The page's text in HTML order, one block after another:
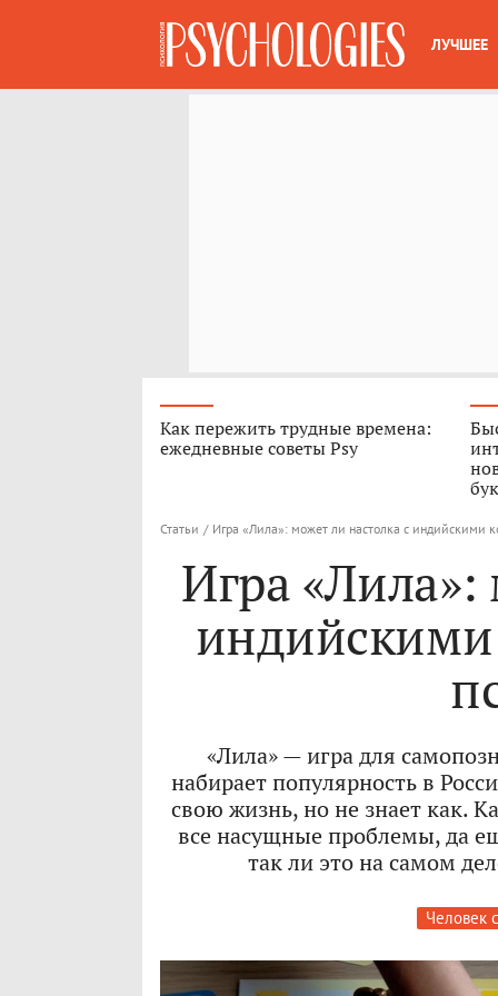
ЛУЧШЕЕ
Как пережить трудные времена:
ежедневные советы Psy
Статьи / Игра «Лила»: может ли настолка с индийскими
Игра «Лила»:
«Лила» — игра для
набирает популярность в
свою жизнь, но не знает как.
все насущные проблемы, да
так ли это на самом
Человек